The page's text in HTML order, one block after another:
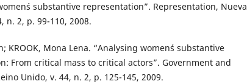
substantive representation”. Representation, Nueva
n. 2, p. 99-110, 2008.
KROOK, Mona Lena. “Analysing women´s substantive
From critical mass to critical actors”. Government and
Unido, v. 44, n. 2, p. 125-145, 2009.